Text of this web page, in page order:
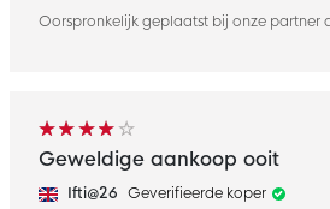
Oorspronkelijk geplaatst bij onze partner
Geweldige aankoop ooit
Ifti@26 Geverifieerde koper